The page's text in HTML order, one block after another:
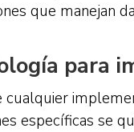
que manejan
para
cualquier
específicas se